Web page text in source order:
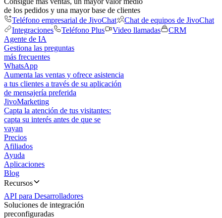
de los pedidos y una mayor base de clientes
Teléfono empresarial de JivoChat
Chat de equipos de JivoChat
Integraciones
Teléfono Plus Video llamadas
CRM
Agente de IA
Gestiona las preguntas
más frecuentes
WhatsApp
Aumenta las ventas y ofrece asistencia
a tus clientes a través de su aplicación
de mensajería preferida
JivoMarketing
Capta la atención de tus visitantes:
capta su interés antes de que se
vayan
Precios
Afiliados
Ayuda
Aplicaciones
Blog
Recursos
API para Desarrolladores
Soluciones de integración
preconfiguradas